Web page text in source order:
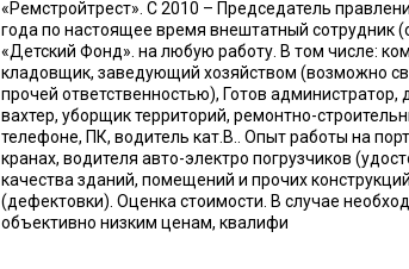
«Ремстройтрест». С 2010 – Председатель
года по настоящее время внештатный
«Детский Фонд». на любую работу. В том числе:
кладовщик, заведующий хозяйством (возможно
прочей ответственностью), Готов администратор,
вахтер, уборщик территорий, ремонтно-
телефоне, ПК, водитель кат.В.. Опыт работы на
кранах, водителя авто-электро погрузчиков
качества зданий, помещений и прочих
(дефектовки). Оценка стоимости. В случае
объективно низким ценам, квалифи